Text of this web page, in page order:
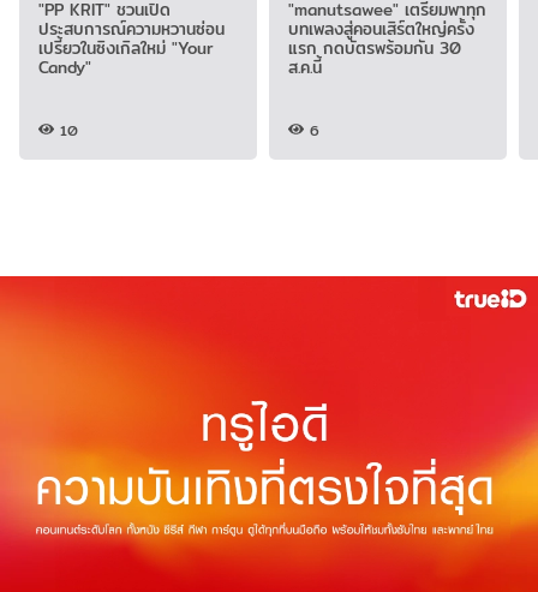
"PP KRIT" ชวนเปิด
ประสบการณ์ความหวานซ่อน
เปรี้ยวในซิงเกิลใหม่ "Your
Candy"
10
"manutsawee" เตรียมพาทุก
บทเพลงสู่คอนเสิร์ตใหญ่ครั้ง
แรก กดบัตรพร้อมกัน 30
ส.ค.นี้
6